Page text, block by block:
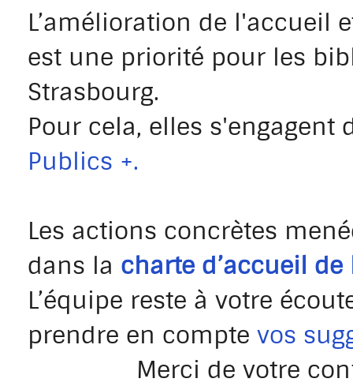
L’amélioration de l'accueil
est une priorité pour les
Strasbourg.
Pour cela, elles s'engagent
Publics +.
Les actions concrètes
dans la charte d’accueil
L’équipe reste à votre
prendre en compte vos
Merci de votre